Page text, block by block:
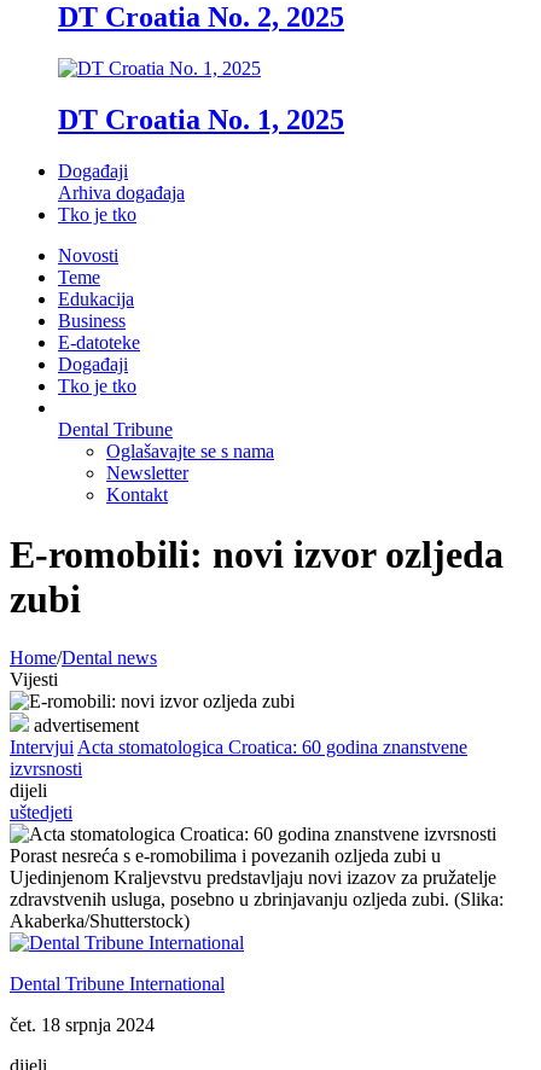
DT Croatia No. 2, 2025
DT Croatia No. 1, 2025
Događaji
Arhiva događaja
Tko je tko
Novosti
Teme
Edukacija
Business
E-datoteke
Događaji
Tko je tko
Dental Tribune
Oglašavajte se s nama
Newsletter
Kontakt
E-romobili: novi izvor ozljeda
zubi
Home/Dental news
Vijesti
advertisement
Intervjui Acta stomatologica Croatica: 60 godina znanstvene
izvrsnosti
dijeli
uštedjeti
Porast nesreća s e-romobilima i povezanih ozljeda zubi u
Ujedinjenom Kraljevstvu predstavljaju novi izazov za pružatelje
zdravstvenih usluga, posebno u zbrinjavanju ozljeda zubi. (Slika:
Akaberka/Shutterstock)
Dental Tribune International
čet. 18 srpnja 2024
dijeli